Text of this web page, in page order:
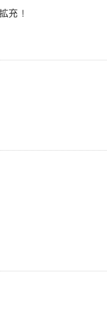
充！